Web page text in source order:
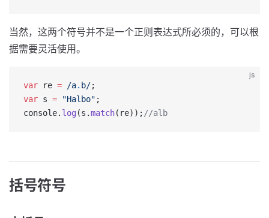
当然，这两个符号并不是一个正则表达式所必须的，可以根
据需要灵活使用。
js
var re = /a. b/;
var s = "Halbo" ;
console. log (s.match(re)); //alb
括号符号